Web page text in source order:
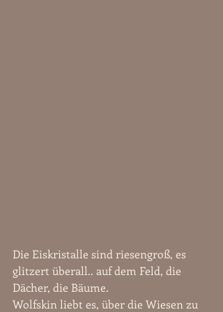
Die Eiskristalle sind riesengroß, es
glitzert überall.. auf dem Feld, die
Dächer, die Bäume.
Wolfskin liebt es, über die Wiesen zu